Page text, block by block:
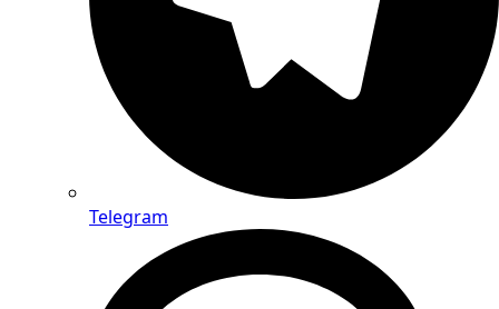
Telegram